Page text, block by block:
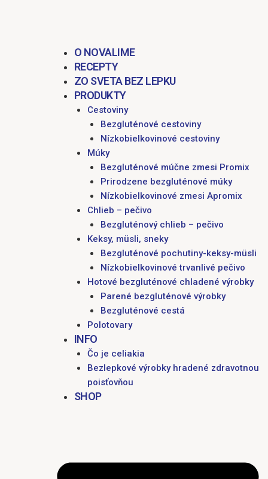
O NOVALIME
RECEPTY
ZO SVETA BEZ LEPKU
PRODUKTY
Cestoviny
Bezgluténové cestoviny
Nízkobielkovinové cestoviny
Múky
Bezgluténové múčne zmesi Promix
Prirodzene bezgluténové múky
Nízkobielkovinové zmesi Apromix
Chlieb – pečivo
Bezgluténový chlieb – pečivo
Keksy, müsli, sneky
Bezgluténové pochutiny-keksy-müsli
Nízkobielkovinové trvanlivé pečivo
Hotové bezgluténové chladené výrobky
Parené bezgluténové výrobky
Bezgluténové cestá
Polotovary
INFO
Čo je celiakia
Bezlepkové výrobky hradené zdravotnou
poisťovňou
SHOP